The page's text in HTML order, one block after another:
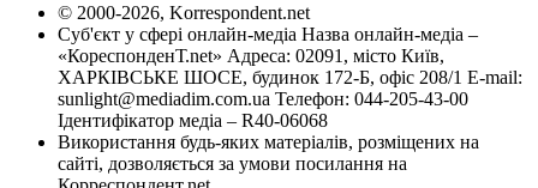
© 2000-2026, Korrespondent.net
Суб'єкт у сфері онлайн-медіа Назва онлайн-медіа –
«КореспонденТ.net» Адреса: 02091, місто Київ,
ХАРКІВСЬКЕ ШОСЕ, будинок 172-Б, офіс 208/1 E-mail:
sunlight@mediadim.com.ua Телефон: 044-205-43-00
Ідентифікатор медіа – R40-06068
Використання будь-яких матеріалів, розміщених на
сайті, дозволяється за умови посилання на